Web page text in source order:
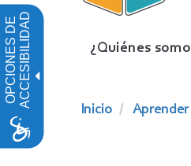
OPCIONES DEACCESIBILIDAD
Menu
¿Quiénes
Inicio Aprender